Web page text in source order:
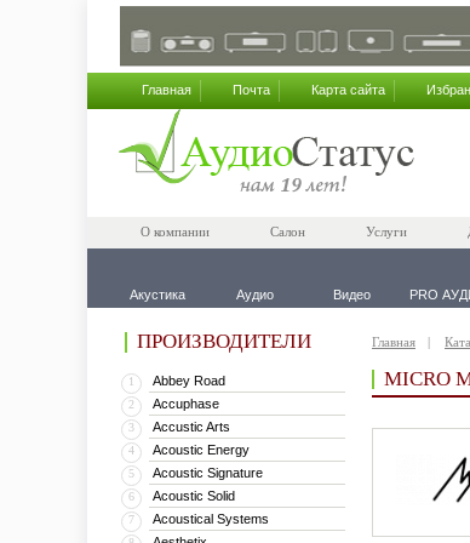
Главная Почта Карта сайта
О компании Салон Услуги
Акустика Аудио Видео PRO
ПРОИЗВОДИТЕЛИ
1 Abbey Road
2 Accuphase
3 Accustic Arts
4 Acoustic Energy
5 Acoustic Signature
6 Acoustic Solid
7 Acoustical Systems
Главная
MICRO